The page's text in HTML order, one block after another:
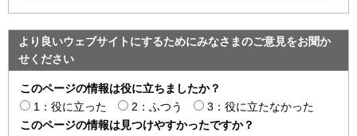
より良いウェブサイトにするためにみなさまのご意見をお聞か
せください
このページの情報は役に立ちましたか？
1：役に立った
2：ふつう
3：役に立たなかった
このページの情報は見つけやすかったですか？